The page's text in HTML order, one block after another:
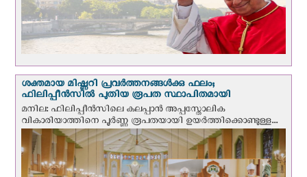
ശക്തമായ മിഷ്ണറി പ്രവർത്തനങ്ങൾക്കു ഫലം;
ഫിലിപ്പീൻസിൽ പുതിയ രൂപത സ്ഥാപിതമായി
മനില: ഫിലിപ്പീൻസിലെ കലപ്പാൻ അപ്പസ്തോലിക
വികാരിയാത്തിനെ പൂർണ്ണ രൂപതയായി ഉയർത്തിക്കൊണ്ടുള്ള...